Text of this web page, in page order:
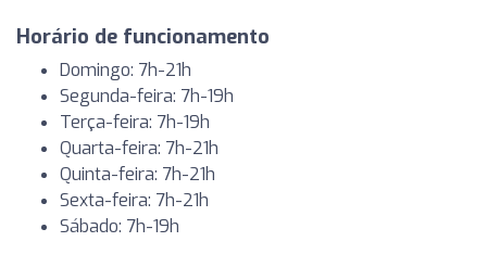
Horário de funcionamento
Domingo: 7h-21h
Segunda-feira: 7h-19h
Terça-feira: 7h-19h
Quarta-feira: 7h-21h
Quinta-feira: 7h-21h
Sexta-feira: 7h-21h
Sábado: 7h-19h